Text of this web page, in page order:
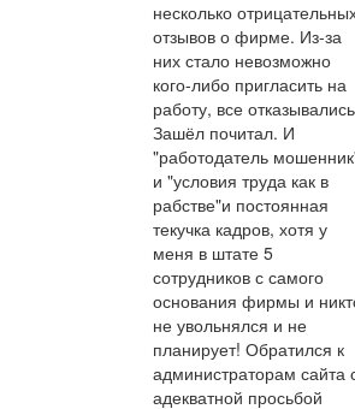
несколько
отзывов о фирме. Из-за
них стало невозможно
кого-либо пригласить на
работу, все
Зашёл почитал. И
"работодатель
и "условия труда как в
рабстве"и постоянная
текучка кадров, хотя у
меня в штате 5
сотрудников с самого
основания фирмы и
не увольнялся и не
планирует! Обратился к
администраторам сайта
адекватной просьбой